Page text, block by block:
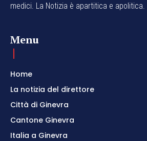
medici. La Notizia è apartitica e apolitica.
Menu
Home
La notizia del direttore
Città di Ginevra
Cantone Ginevra
Italia a Ginevra